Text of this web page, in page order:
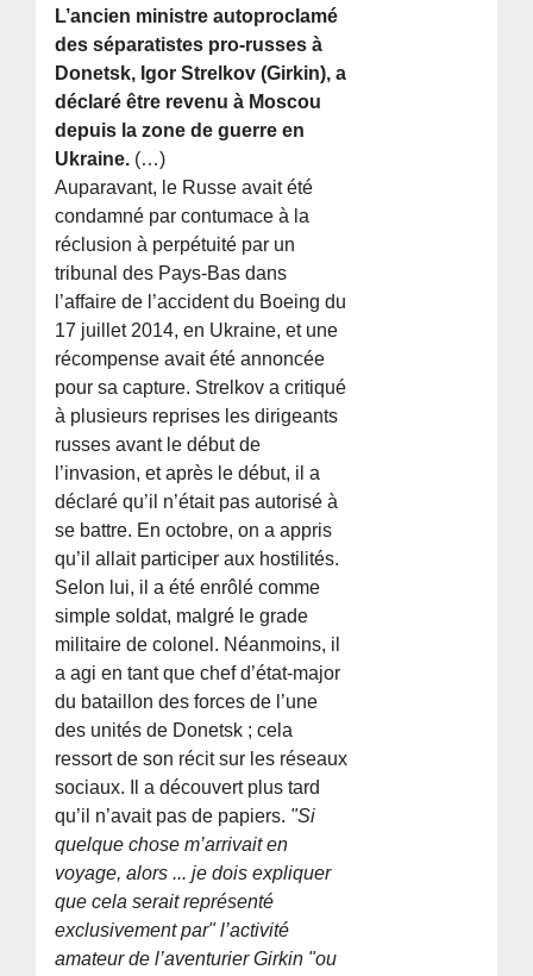
L’ancien ministre autoproclamé
des séparatistes pro-russes à
Donetsk, Igor Strelkov (Girkin), a
déclaré être revenu à Moscou
depuis la zone de guerre en
Ukraine. (…)
Auparavant, le Russe avait été
condamné par contumace à la
réclusion à perpétuité par un
tribunal des Pays-Bas dans
l’affaire de l’accident du Boeing du
17 juillet 2014, en Ukraine, et une
récompense avait été annoncée
pour sa capture. Strelkov a critiqué
à plusieurs reprises les dirigeants
russes avant le début de
l’invasion, et après le début, il a
déclaré qu’il n’était pas autorisé à
se battre. En octobre, on a appris
qu’il allait participer aux hostilités.
Selon lui, il a été enrôlé comme
simple soldat, malgré le grade
militaire de colonel. Néanmoins, il
a agi en tant que chef d’état-major
du bataillon des forces de l’une
des unités de Donetsk ; cela
ressort de son récit sur les réseaux
sociaux. Il a découvert plus tard
qu’il n’avait pas de papiers. "Si
quelque chose m’arrivait en
voyage, alors ... je dois expliquer
que cela serait représenté
exclusivement par" l’activité
amateur de l’aventurier Girkin "ou